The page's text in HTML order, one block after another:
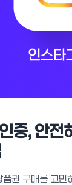
증, 안전
권 구매를 고민